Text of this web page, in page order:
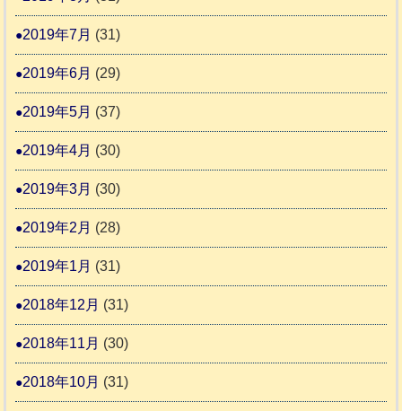
2019年7月 (31)
2019年6月 (29)
2019年5月 (37)
2019年4月 (30)
2019年3月 (30)
2019年2月 (28)
2019年1月 (31)
2018年12月 (31)
2018年11月 (30)
2018年10月 (31)